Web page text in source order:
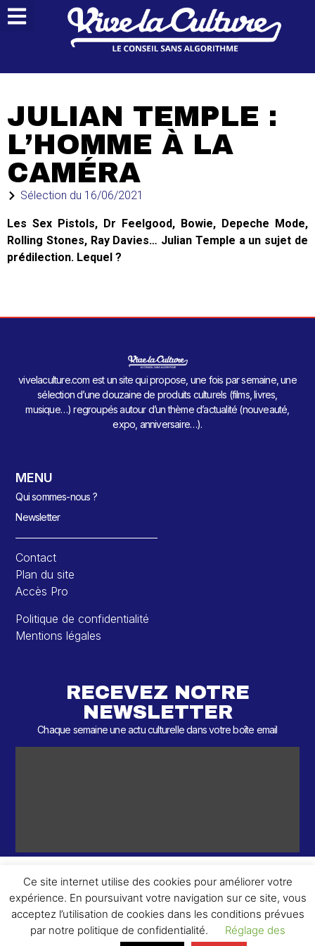
JULIAN TEMPLE :
L’HOMME À LA
CAMÉRA
Sélection du 16/06/2021
Les Sex Pistols, Dr Feelgood, Bowie, Depeche Mode,
Rolling Stones, Ray Davies… Julian Temple a un sujet de
prédilection. Lequel ?
vivelaculture.com est un site qui propose, une fois par semaine, une
sélection d’une douzaine de produits culturels (films, livres,
musique…) regroupés autour d’un thème d’actualité (nouveauté,
expo, anniversaire…).
MENU
Qui sommes-nous ?
Newsletter
Contact
Plan du site
Accès Pro
Politique de confidentialité
Mentions légales
RECEVEZ NOTRE
NEWSLETTER
Chaque semaine une actu culturelle dans votre boîte email
© 2026 – 2 ème Round – Tous droits réservés.
Ce site internet utilise des cookies pour améliorer votre
expérience. En poursuivant votre navigation sur ce site, vous
acceptez l’utilisation de cookies dans les conditions prévues
par notre politique de confidentialité.
Réglage des